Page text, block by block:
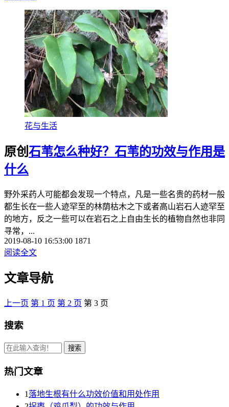
花与生活
原创石苇怎么种好？石苇的功效与作用是
什么
野外采药人可能都会发现一个特点，凡是一些名贵的药材一般
都生长在一些人迹罕至的林荫枯木之下或者高山岩石人迹罕至
的地方，反之一些可以在岩石之上自由生长的植物自然也非同
寻常，...
2019-08-10 16:53:00 1871
阅读全文
文章导航
上一页 第 1 页 第 2 页 第 3 页
搜索
热门文章
1 落地生根有什么功效价值和用处作用